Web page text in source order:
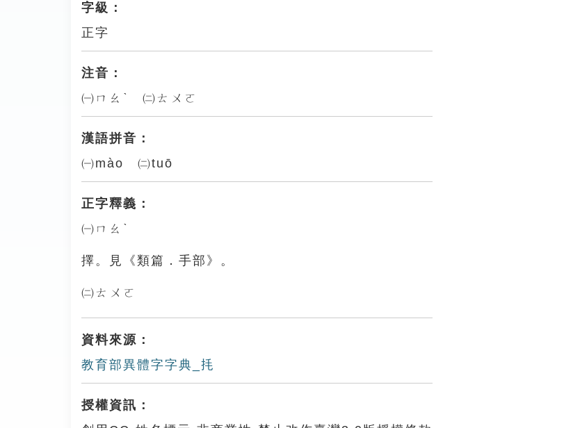
字級：
正字
注音：
㈠ㄇㄠˋ ㈡ㄊㄨㄛ
漢語拼音：
㈠mào ㈡tuō
正字釋義：
㈠ㄇㄠˋ
擇。見《類篇．手部》。
㈡ㄊㄨㄛ
資料來源：
教育部異體字字典_㧌
授權資訊：